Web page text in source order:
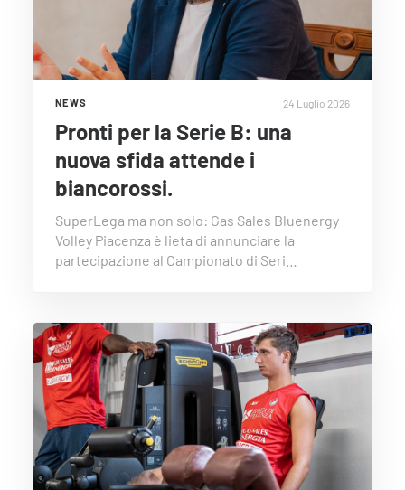
NEWS 24 Luglio 2026
Pronti per la Serie B: una
nuova sfida attende i
biancorossi.
SuperLega ma non solo: Gas Sales Bluenergy
Volley Piacenza è lieta di annunciare la
partecipazione al Campionato di Seri…